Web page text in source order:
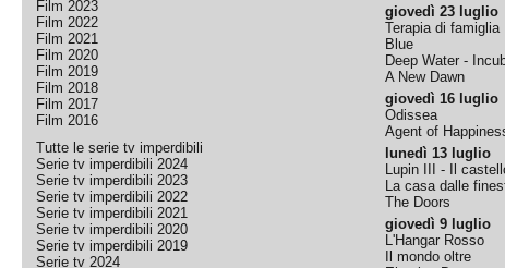
Film 2023
Film 2022
Film 2021
Film 2020
Film 2019
Film 2018
Film 2017
Film 2016
Tutte le serie tv imperdibili
Serie tv imperdibili 2024
Serie tv imperdibili 2023
Serie tv imperdibili 2022
Serie tv imperdibili 2021
Serie tv imperdibili 2020
Serie tv imperdibili 2019
Serie tv 2024
giovedì 23 luglio
Terapia di famiglia
Blue
Deep Water -
A New Dawn
giovedì 16 luglio
Odissea
Agent of
lunedì 13 luglio
Lupin III - Il
La casa dalle
The Doors
giovedì 9 luglio
L'Hangar Rosso
Il mondo oltre